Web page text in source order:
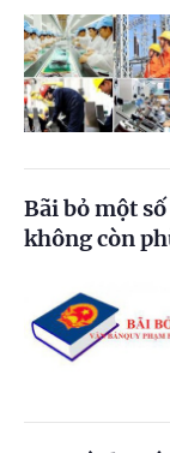
Bãi bỏ một
không còn